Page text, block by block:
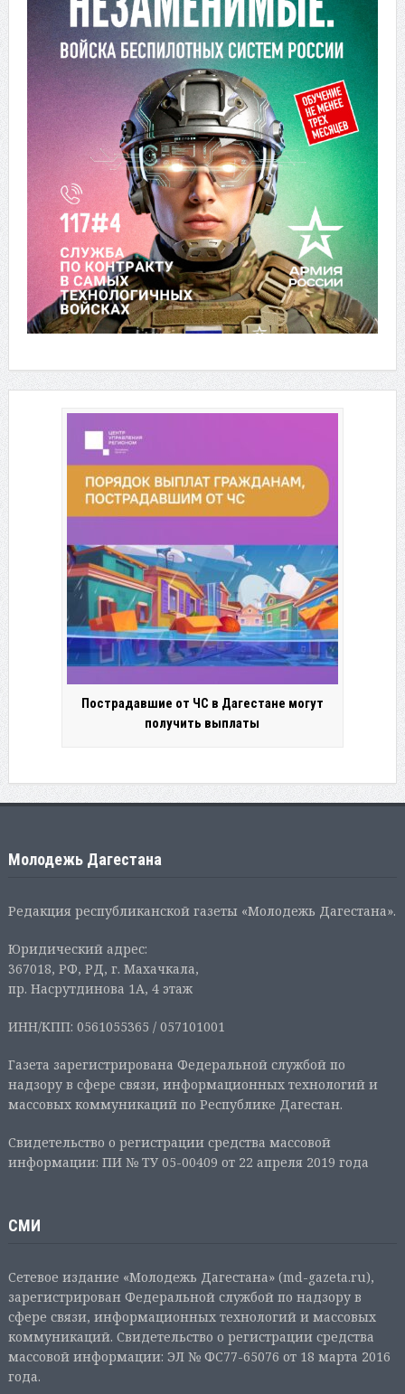
Пострадавшие от ЧС в Дагестане могут
получить выплаты
Молодежь Дагестана
Редакция республиканской газеты «Молодежь Дагестана».
Юридический адрес:
367018, РФ, РД, г. Махачкала,
пр. Насрутдинова 1А, 4 этаж
ИНН/КПП: 0561055365 / 057101001
Газета зарегистрирована Федеральной службой по
надзору в сфере связи, информационных технологий и
массовых коммуникаций по Республике Дагестан.
Свидетельство о регистрации средства массовой
информации: ПИ № ТУ 05-00409 от 22 апреля 2019 года
СМИ
Сетевое издание «Молодежь Дагестана» (md-gazeta.ru),
зарегистрирован Федеральной службой по надзору в
сфере связи, информационных технологий и массовых
коммуникаций. Свидетельство о регистрации средства
массовой информации: ЭЛ № ФС77-65076 от 18 марта 2016
года.